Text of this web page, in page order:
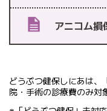
アニコム損
どうぶつ健保しにあは、
院・手術の診療費のみ対